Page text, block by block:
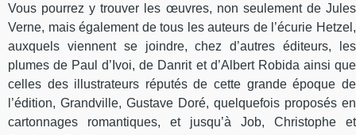
Vous pourrez y trouver les œuvres, non seulement de Jules
Verne, mais également de tous les auteurs de l’écurie Hetzel,
auxquels viennent se joindre, chez d’autres éditeurs, les
plumes de Paul d’Ivoi, de Danrit et d’Albert Robida ainsi que
celles des illustrateurs réputés de cette grande époque de
l’édition, Grandville, Gustave Doré, quelquefois proposés en
cartonnages romantiques, et jusqu’à Job, Christophe et